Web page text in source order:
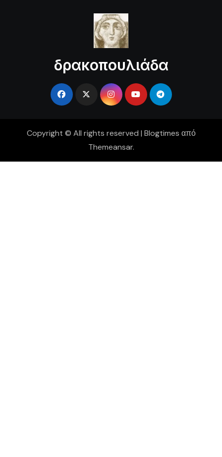
δρακοπουλιάδα
Copyright © All rights reserved | Blogtimes από
Themeansar.